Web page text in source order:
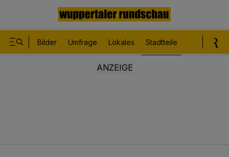
Bilder Umfrage Lokales Stadtteile